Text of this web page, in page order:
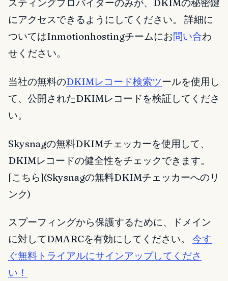
スティングプロバイダーのみが、DKIMの秘密鍵
にアクセスできるようにしてください。 詳細に
ついてはInmotionhostingチームにお問い合わ
せください。
当社の無料のDKIMレコード検索ツールを使用し
て、公開されたDKIMレコードを検証してくださ
い。
Skysnagの無料DKIMチェッカーを使用して、
DKIMレコードの健全性をチェックできます。
[こちら](Skysnagの無料DKIMチェッカーへのリ
ンク)
スプーフィングから保護するために、ドメイン
に対してDMARCを有効にしてください。 今す
ぐ無料トライアルにサインアップしてくださ
い！